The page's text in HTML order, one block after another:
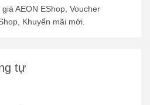
AEON EShop, Voucher
Khuyến mãi mới.
tự